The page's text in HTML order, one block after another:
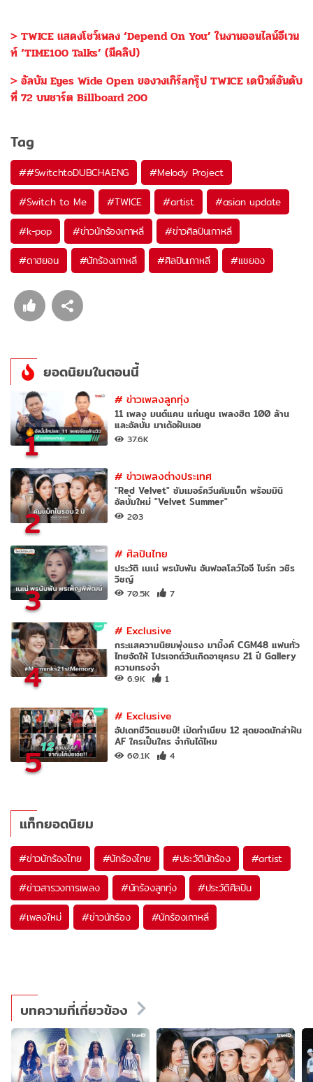
> TWICE แสดงโชว์เพลง ‘Depend On You’ ในงานออนไลน์อีเวน
ท์ ‘TIME100 Talks’ (มีคลิป)
> อัลบัม Eyes Wide Open ของวงเกิร์ลกรุ๊ป TWICE เดบิวต์อันดับ
ที่ 72 บนชาร์ต Billboard 200
Tag
##SwitchtoDUBCHAENG #Melody Project
#Switch to Me #TWICE #artist #asian update
#k-pop #ข่าวนักร้องเกาหลี #ข่าวศิลปินเกาหลี
#ดาฮยอน #นักร้องเกาหลี #ศิลปินเกาหลี #แชยอง
ยอดนิยมในตอนนี้
1
#ข่าวเพลงลูกทุ่ง
11 เพลง มนต์แคน แก่นคูน เพลงฮิต 100 ล้าน
และอัลบั้ม มาเด้อฝันเอย
37.6K
2
#ข่าวเพลงต่างประเทศ
"Red Velvet" ซัมเมอร์ควีนคัมแบ็ก พร้อมมินิ
อัลบั้มใหม่ "Velvet Summer"
203
3
#ศิลปินไทย
ประวัติ เนเน่ พรนับพัน อันฟอลโลว์ไอจี ไบร์ท วชิร
วิชญ์
70.5K 7
4
#Exclusive
กระแสความนิยมพุ่งแรง มามิ้งค์ CGM48 แฟนทั่ว
ไทยจัดให้ โปรเจกต์วันเกิดอายุครบ 21 ปี Gallery
ความทรงจำ
6.9K 1
5
#Exclusive
อัปเดทชีวิตแชมป์! เปิดทำเนียบ 12 สุดยอดนักล่าฝัน
AF ใครเป็นใคร จำกันได้ไหม
60.1K 4
แท็กยอดนิยม
#ข่าวนักร้องไทย #นักร้องไทย #ประวัตินักร้อง #artist
#ข่าวสารวงการเพลง #นักร้องลูกทุ่ง #ประวัติศิลปิน
#เพลงใหม่ #ข่าวนักร้อง #นักร้องเกาหลี
บทความที่เกี่ยวข้อง